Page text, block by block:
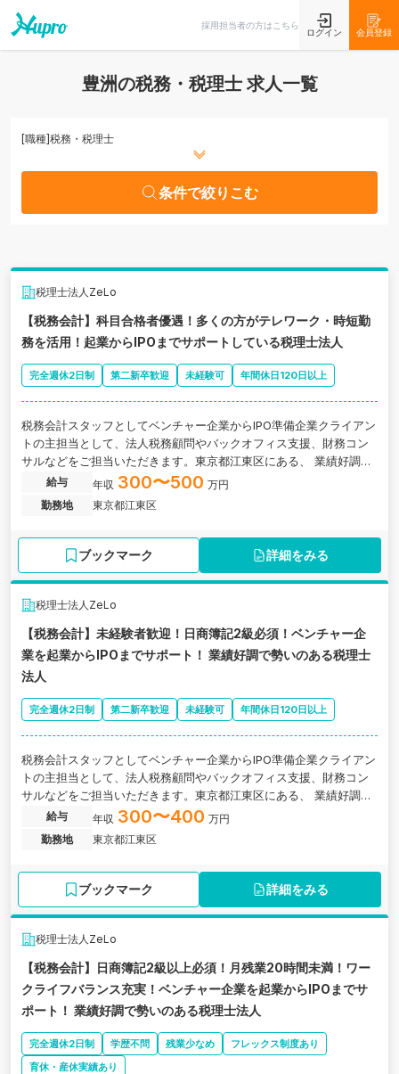
採用担当者の方はこちら
ログイン 会員登録
豊洲の税務・税理士 求人一覧
[職種]税務・税理士
条件で絞りこむ
税理士法人ZeLo
【税務会計】科目合格者優遇！多くの方がテレワーク・時短勤
務を活用！起業からIPOまでサポートしている税理士法人
完全週休2日制 第二新卒歓迎 未経験可 年間休日120日以上
税務会計スタッフとしてベンチャー企業からIPO準備企業クライアン
トの主担当として、法人税務顧問やバックオフィス支援、財務コン
サルなどをご担当いただきます。東京都江東区にある、 業績好調で
勢いのある税理士法人の求人です。
給与 年収 300〜500 万円
勤務地
東京都江東区
ブックマーク 詳細をみる
税理士法人ZeLo
【税務会計】未経験者歓迎！日商簿記2級必須！ベンチャー企
業を起業からIPOまでサポート！ 業績好調で勢いのある税理士
法人
完全週休2日制 第二新卒歓迎 未経験可 年間休日120日以上
税務会計スタッフとしてベンチャー企業からIPO準備企業クライアン
トの主担当として、法人税務顧問やバックオフィス支援、財務コン
サルなどをご担当いただきます。東京都江東区にある、 業績好調で
勢いのある税理士法人の求人です。
給与 年収 300〜400 万円
勤務地
東京都江東区
ブックマーク 詳細をみる
税理士法人ZeLo
【税務会計】日商簿記2級以上必須！月残業20時間未満！ワー
クライフバランス充実！ベンチャー企業を起業からIPOまでサ
ポート！ 業績好調で勢いのある税理士法人
完全週休2日制 学歴不問 残業少なめ
フレックス制度あり
育休・産休実績あり